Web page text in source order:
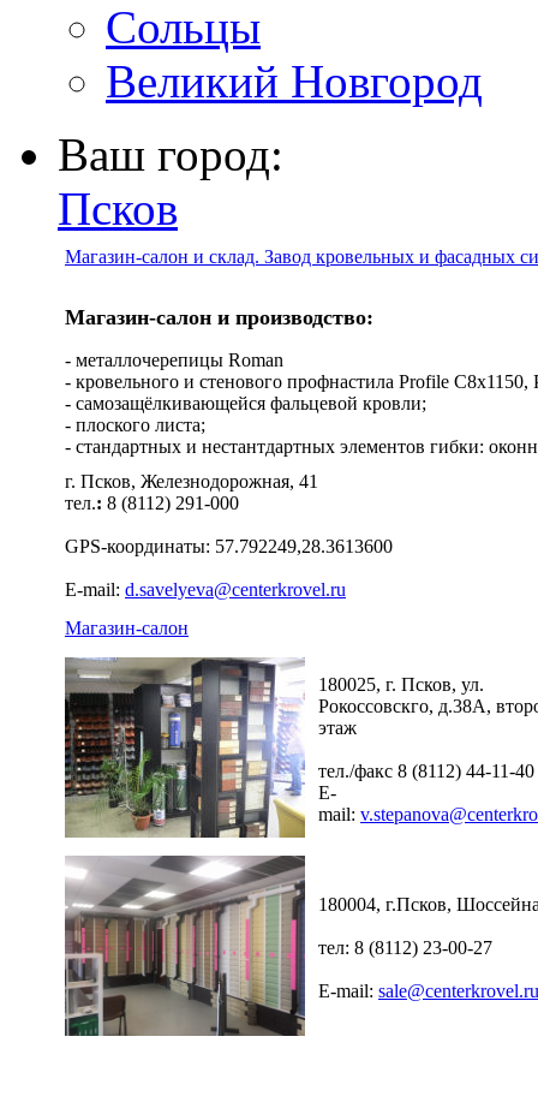
Сольцы
Великий Новгород
Ваш город:
Псков
Магазин-салон и склад. Завод кровельных и фасадных
Магазин-салон и производство:
- металлочерепицы Roman
- кровельного и стенового профнастила Profile
- самозащёлкивающейся фальцевой кровли;
- плоского листа;
- стандартных и нестантдартных элементов гибки:
г. Псков, Железнодорожная, 41
тел.: 8 (8112) 291-000
GPS-координаты: 57.792249,28.3613600
E-mail: d.savelyeva@centerkrovel.ru
Магазин-салон
180025, г. Псков, ул.
Рокоссовскго, д.38А,
этаж
тел./факс 8 (8112) 44-11-40
E-
mail:
180004, г.Псков,
тел: 8 (8112) 23-00-27
E-mail: sale@centerkrovel.ru